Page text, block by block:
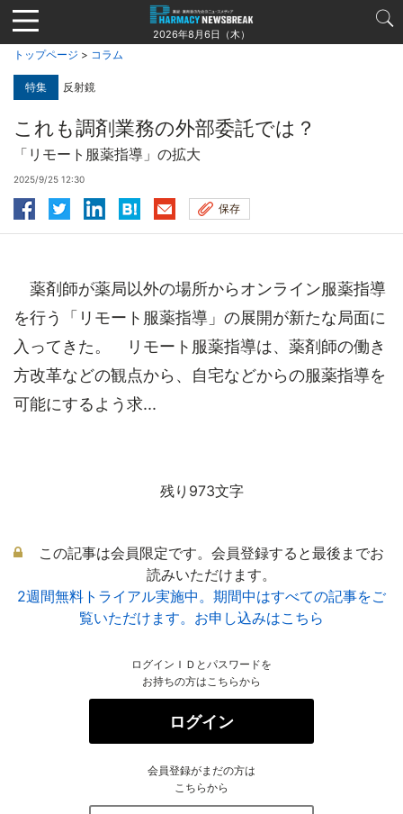
Jump
to
navigation
2026年8月6日（木）
トップページ > コラム
特集 反射鏡
これも調剤業務の外部委託では？
「リモート服薬指導」の拡大
2025/9/25 12:30
保存
薬剤師が薬局以外の場所からオンライン服薬指導
を行う「リモート服薬指導」の展開が新たな局面に
入ってきた。 リモート服薬指導は、薬剤師の働き
方改革などの観点から、自宅などからの服薬指導を
可能にするよう求...
残り973文字
この記事は会員限定です。会員登録すると最後までお
読みいただけます。
2週間無料トライアル実施中。期間中はすべての記事をご
覧いただけます。お申し込みはこちら
ログインＩＤとパスワードを
お持ちの方はこちらから
ログイン
会員登録がまだの方は
こちらから